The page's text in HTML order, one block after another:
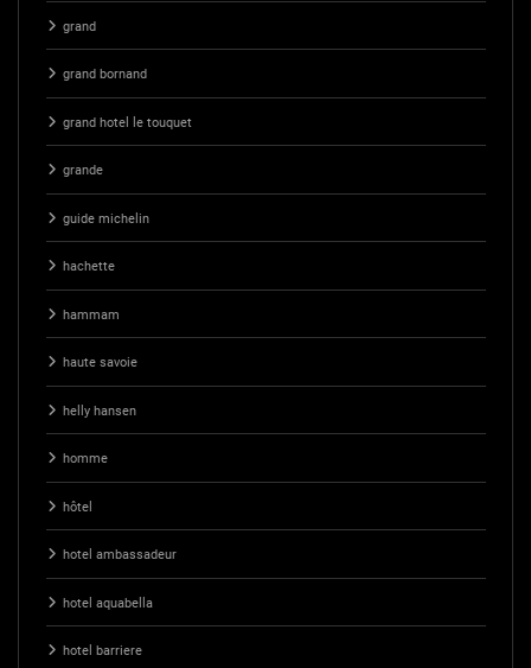
grand
grand bornand
grand hotel le touquet
grande
guide michelin
hachette
hammam
haute savoie
helly hansen
homme
hôtel
hotel ambassadeur
hotel aquabella
hotel barriere